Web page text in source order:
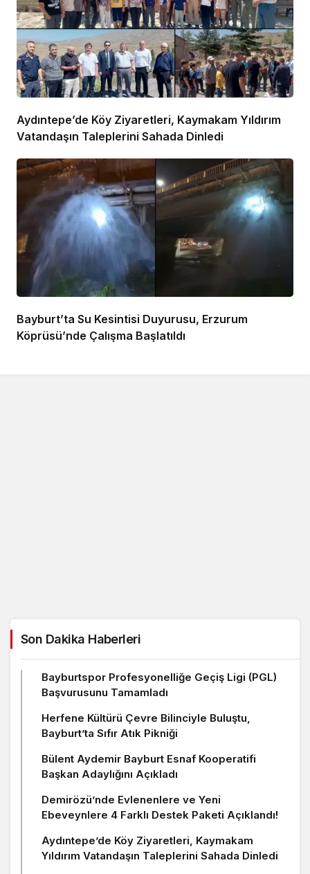
Aydıntepe’de Köy Ziyaretleri, Kaymakam Yıldırım
Vatandaşın Taleplerini Sahada Dinledi
Bayburt’ta Su Kesintisi Duyurusu, Erzurum
Köprüsü’nde Çalışma Başlatıldı
Son Dakika Haberleri
Bayburtspor Profesyonelliğe Geçiş Ligi (PGL)
Başvurusunu Tamamladı
Herfene Kültürü Çevre Bilinciyle Buluştu,
Bayburt’ta Sıfır Atık Pikniği
Bülent Aydemir Bayburt Esnaf Kooperatifi
Başkan Adaylığını Açıkladı
Demirözü’nde Evlenenlere ve Yeni
Ebeveynlere 4 Farklı Destek Paketi Açıklandı!
Aydıntepe’de Köy Ziyaretleri, Kaymakam
Yıldırım Vatandaşın Taleplerini Sahada Dinledi